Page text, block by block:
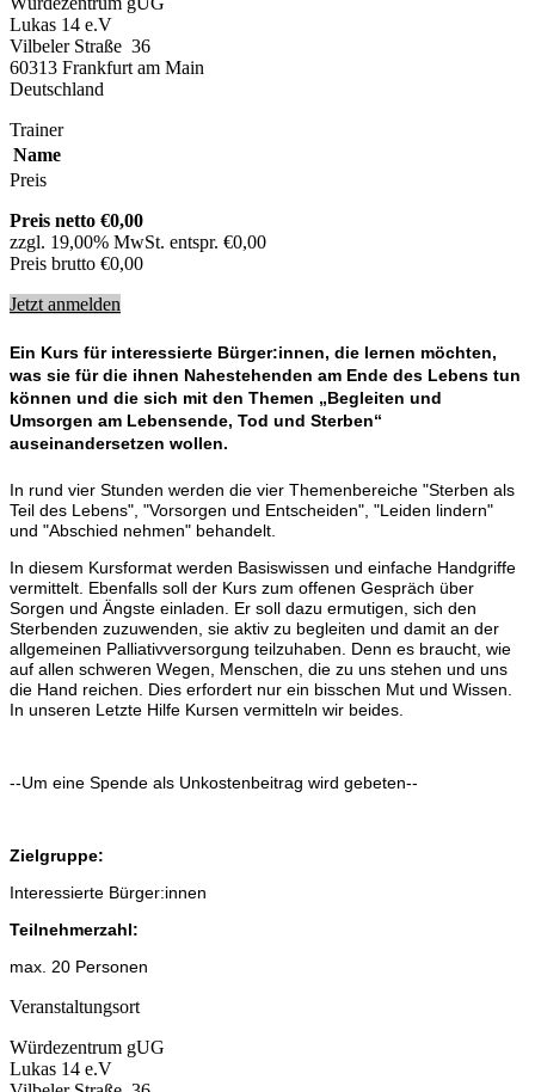
Lukas 14 e.V
Vilbeler Straße 36
60313 Frankfurt am Main
Deutschland
Trainer
Name
Preis
Preis netto €0,00
zzgl. 19,00% MwSt. entspr. €0,00
Preis brutto €0,00
Jetzt anmelden
Ein Kurs für interessierte Bürger:innen, die lernen möchten,
was sie für die ihnen Nahestehenden am Ende des Lebens tun
können und die sich mit den Themen „Begleiten und
Umsorgen am Lebensende, Tod und Sterben“
auseinandersetzen wollen.
In rund vier Stunden werden die vier Themenbereiche "Sterben als
Teil des Lebens", "Vorsorgen und Entscheiden", "Leiden lindern"
und "Abschied nehmen" behandelt
In diesem Kursformat werden Basiswissen und einfache Handgriffe
vermittelt. Ebenfalls soll der Kurs zum offenen Gespräch über
Sorgen und Ängste einladen. Er soll dazu ermutigen, sich den
Sterbenden zuzuwenden, sie aktiv zu begleiten und damit an der
allgemeinen Palliativversorgung teilzuhaben. Denn es braucht, wie
auf allen schweren Wegen, Menschen, die zu uns stehen und uns
die Hand reichen. Dies erfordert nur ein bisschen Mut und Wissen.
In unseren Letzte Hilfe Kursen vermitteln wir beides.
--Um eine Spende als Unkostenbeitrag wird gebeten--
Zielgruppe:
Interessierte Bürger:innen
Teilnehmerzahl:
max. 20 Personen
Veranstaltungsort
Würdezentrum gUG
Lukas 14 e.V